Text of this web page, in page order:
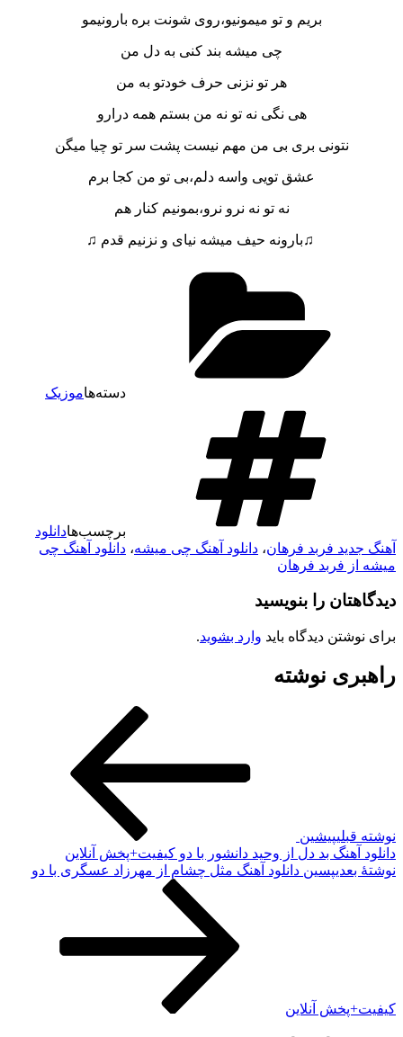
بریم و تو میمونیو،روی شونت بره بارونیمو
چی میشه بند کنی به دل من
هر تو نزنی حرف خودتو به من
هی نگی نه تو نه من بستم همه درارو
نتونی بری بی من مهم نیست پشت سر تو چیا میگن
عشق تویی واسه دلم،بی تو من کجا برم
نه تو نه نرو نرو،بمونیم کنار هم
♫بارونه حیف میشه نیای و نزنیم قدم ♫
موزیک
برچسب‌ها دانلود
فربد فرهان، دانلود آهنگ چی میشه،دانلود آهنگ چی
فربد فرهان
را بنویسید
دیدگاه بایدوارد بشوید .
نوشته
پیشین
آهنگ بد دل از وحید دانشور با دو کیفیت+پخش آنلاین
پسین دانلود آهنگ مثل چشام از مهرزاد عسگری با دو
آنلاین